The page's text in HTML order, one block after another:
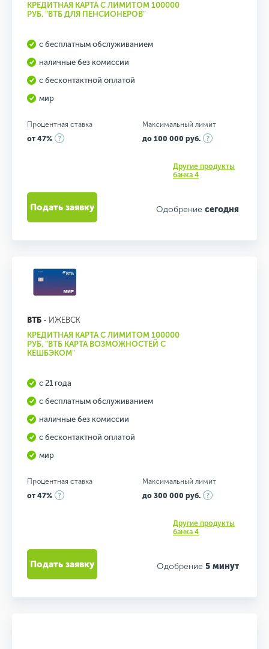
КРЕДИТНАЯ КАРТА С ЛИМИТОМ 100000
РУБ. "ВТБ ДЛЯ ПЕНСИОНЕРОВ"
с бесплатным обслуживанием
наличные без комиссии
с бесконтактной оплатой
мир
Процентная ставка
от 47%
Максимальный лимит
до 100 000 руб.
Другие продукты
банка 4
Одобрение сегодня
Подать заявку
ВТБ - ИЖЕВСК
КРЕДИТНАЯ КАРТА С ЛИМИТОМ 100000
РУБ. "ВТБ КАРТА ВОЗМОЖНОСТЕЙ С
КЕШБЭКОМ"
с 21 года
с бесплатным обслуживанием
наличные без комиссии
с бесконтактной оплатой
мир
Процентная ставка
от 47%
Максимальный лимит
до 300 000 руб.
Другие продукты
банка 4
Одобрение 5 минут
Подать заявку